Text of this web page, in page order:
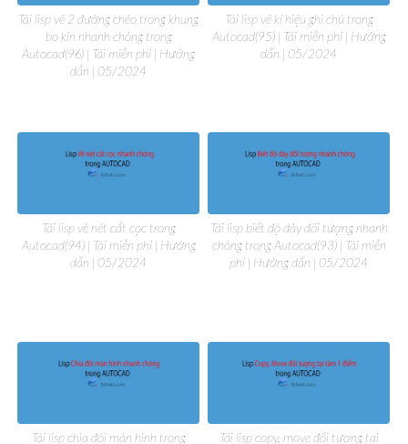
Tải lisp vẽ 2 đường chéo trong khung
bo kín nhanh chóng trong
Autocad(96) | Tải miễn phí | Hướng
dẫn | 05/2024
Tải lisp vẽ kí hiệu ghi chú trong
Autocad(95) | Tải miễn phí | Hướng
dẫn | 05/2024
Tải lisp vẽ nét cắt cọc trong
Autocad(94) | Tải miễn phí | Hướng
dẫn | 05/2024
Tải lisp biết độ dày đối tượng nhanh
chóng trong Autocad(93) | Tải miễn
phí | Hướng dẫn | 05/2024
Tải lisp chia đôi màn hình trong
Tải lisp copy, move đối tượng tại